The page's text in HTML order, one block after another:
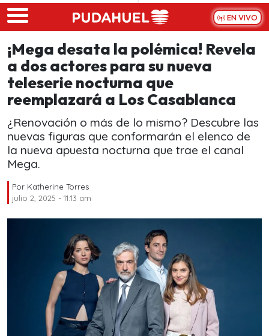
Skip to main content
EN VIVO
¡Mega desata la polémica! Revela
a dos actores para su nueva
teleserie nocturna que
reemplazará a Los Casablanca
¿Renovación o más de lo mismo? Descubre las
nuevas figuras que conformarán el elenco de
la nueva apuesta nocturna que trae el canal
Mega.
Por Katherine Torres
julio 2, 2025 - 11:13 am